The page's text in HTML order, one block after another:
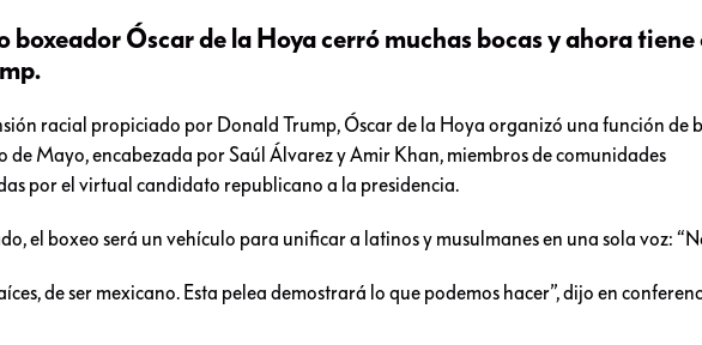
boxeador Óscar de la Hoya cerró muchas bocas y ahora tiene
racial propiciado por Donald Trump, Óscar de la Hoya organizó una función de
de Mayo, encabezada por Saúl Álvarez y Amir Khan, miembros de comunidades
por el virtual candidato republicano a la presidencia.
el boxeo será un vehículo para unificar a latinos y musulmanes en una sola voz:
de ser mexicano. Esta pelea demostrará lo que podemos hacer”, dijo en